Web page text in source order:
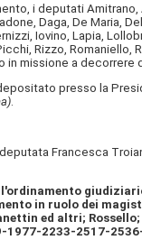
i deputati
Daga, De Maria,
Iovino, Lapia,
Rizzo,
missione a decorrere
presso la
.
Francesca
in ruolo dei
ed altri;
1977​-2233​-2517​-